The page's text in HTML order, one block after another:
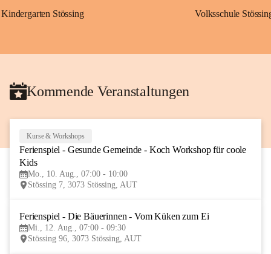
Kindergarten Stössing Volksschule
Kommende Veranstaltungen
AUG
Kurse & Workshops
Ferienspiel - Gesunde Gemeinde - Koch Workshop für coole
Kids
Mo., 10. Aug., 07:00 - 10:00
Stössing 7, 3073 Stössing, AUT
Ferienspiel - Die Bäuerinnen - Vom Küken zum Ei
Mi., 12. Aug., 07:00 - 09:30
Stössing 96, 3073 Stössing, AUT